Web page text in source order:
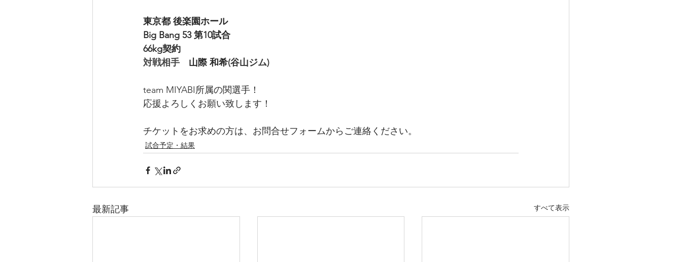
東京都 後楽園ホール
Big Bang 53 第10試合
66kg契約
対戦相手 山際 和希(谷山ジム)
team MIYABI所属の関選手！
応援よろしくお願い致します！
チケットをお求めの方は、お問合せフォームからご連絡ください。
試合予定・結果
最新記事 すべて表示